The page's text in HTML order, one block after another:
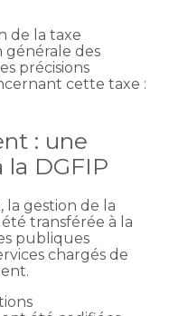
de la taxe
générale des
précisions
cette taxe :
: une
la DGFIP
la gestion de la
transférée à la
publiques
chargés de